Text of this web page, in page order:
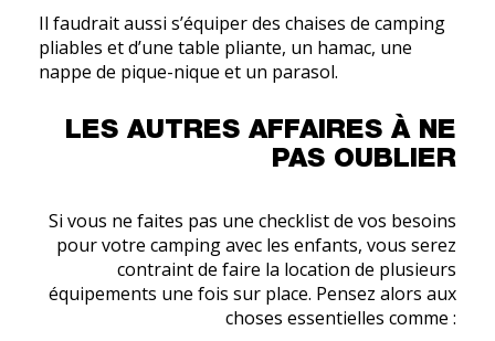
Il faudrait aussi s’équiper des chaises de camping
pliables et d’une table pliante, un hamac, une
nappe de pique-nique et un parasol.
LES AUTRES AFFAIRES À NE
PAS OUBLIER
Si vous ne faites pas une checklist de vos besoins
pour votre camping avec les enfants, vous serez
contraint de faire la location de plusieurs
équipements une fois sur place. Pensez alors aux
choses essentielles comme :